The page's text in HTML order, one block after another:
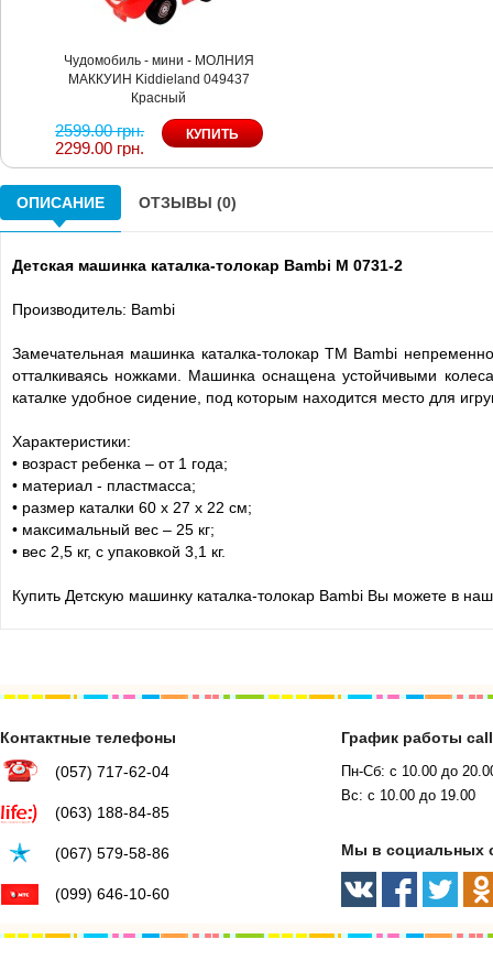
Чудомобиль - мини - МОЛНИЯ
МАККУИН Kiddieland 049437
Красный
2599.00 грн.
2299.00 грн.
ОПИСАНИЕ ОТЗЫВЫ (0)
Детская машинка каталка-толокар Bambi M 0731-2
Производитель: Bambi
Замечательная машинка каталка-толокар ТМ Bambi
отталкиваясь ножками. Машинка оснащена устойчивыми
каталке удобное сидение, под которым находится место для
Характеристики:
• возраст ребенка – от 1 года;
• материал - пластмасса;
• размер каталки 60 х 27 х 22 см;
• максимальный вес – 25 кг;
• вес 2,5 кг, с упаковкой 3,1 кг.
Купить Детскую машинку каталка-толокар Bambi Вы можете в
Контактные телефоны
(057) 717-62-04
(063) 188-84-85
(067) 579-58-86
(099) 646-10-60
График работы
Пн-Сб: с 10.00 до
Вс: с 10.00 до 19.00
Мы в социальных